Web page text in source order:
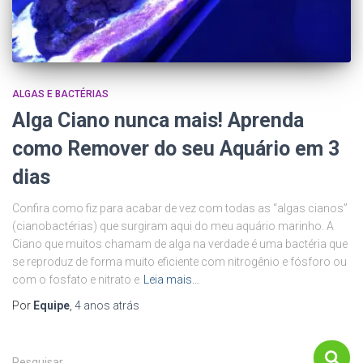
ALGAS E BACTÉRIAS
Alga Ciano nunca mais! Aprenda
como Remover do seu Aquário em 3
dias
Confira como fiz para acabar de vez com todas as “algas cianos”
(cianobactérias) que surgiram aqui do meu aquário marinho. A
Ciano que muitos chamam de alga na verdade é uma bactéria que
se reproduz de forma muito eficiente com nitrogênio e fósforo ou
com o fosfato e nitrato e
Leia mais…
Por Equipe 4 anos atrás
P